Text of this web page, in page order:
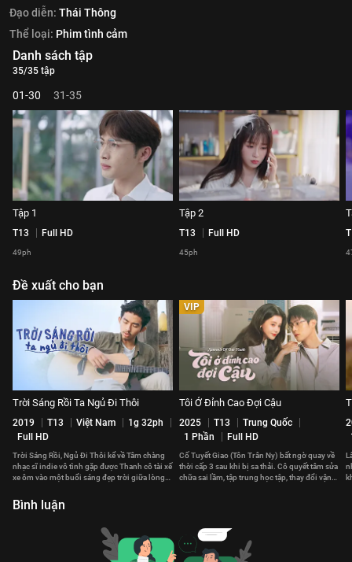
Đạo diễn: Thái Thông
Thể loại: Phim tình cảm
Danh sách tập
35/35 tập
01-30 31-35
Tập 1
T13 Full HD
49ph
Tập 2
T13 Full HD
45ph
Đề xuất cho bạn
Trời Sáng Rồi Ta Ngủ Đi Thôi
2019 T13 Việt Nam
1g 32ph
Full HD
Trời Sáng Rồi, Ngủ Đi Thôi kể về Tâm chàng
nhạc sĩ indie vô tình gặp được Thanh cô tài xế
xe ôm vào một buổi sáng đẹp trời giữa lòng
VIP
Tôi Ở Đỉnh Cao Đợi Cậu
2025 T13
Trung Quốc
1 Phần
Full HD
Cố Tuyết Giao (Tôn Trân Ny) bất ngờ quay về
thời cấp 3 sau khi bị sa thải. Cô quyết tâm sửa
chữa sai lầm, tập trung học tập, thay đổi vận
Bình luận